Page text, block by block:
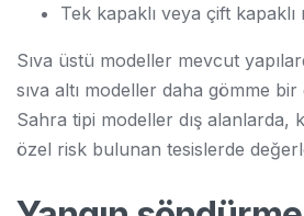
Tek kapaklı veya çift kapaklı
Sıva üstü modeller mevcut
sıva altı modeller daha gömme
Sahra tipi modeller dış alanlarda,
özel risk bulunan tesislerde